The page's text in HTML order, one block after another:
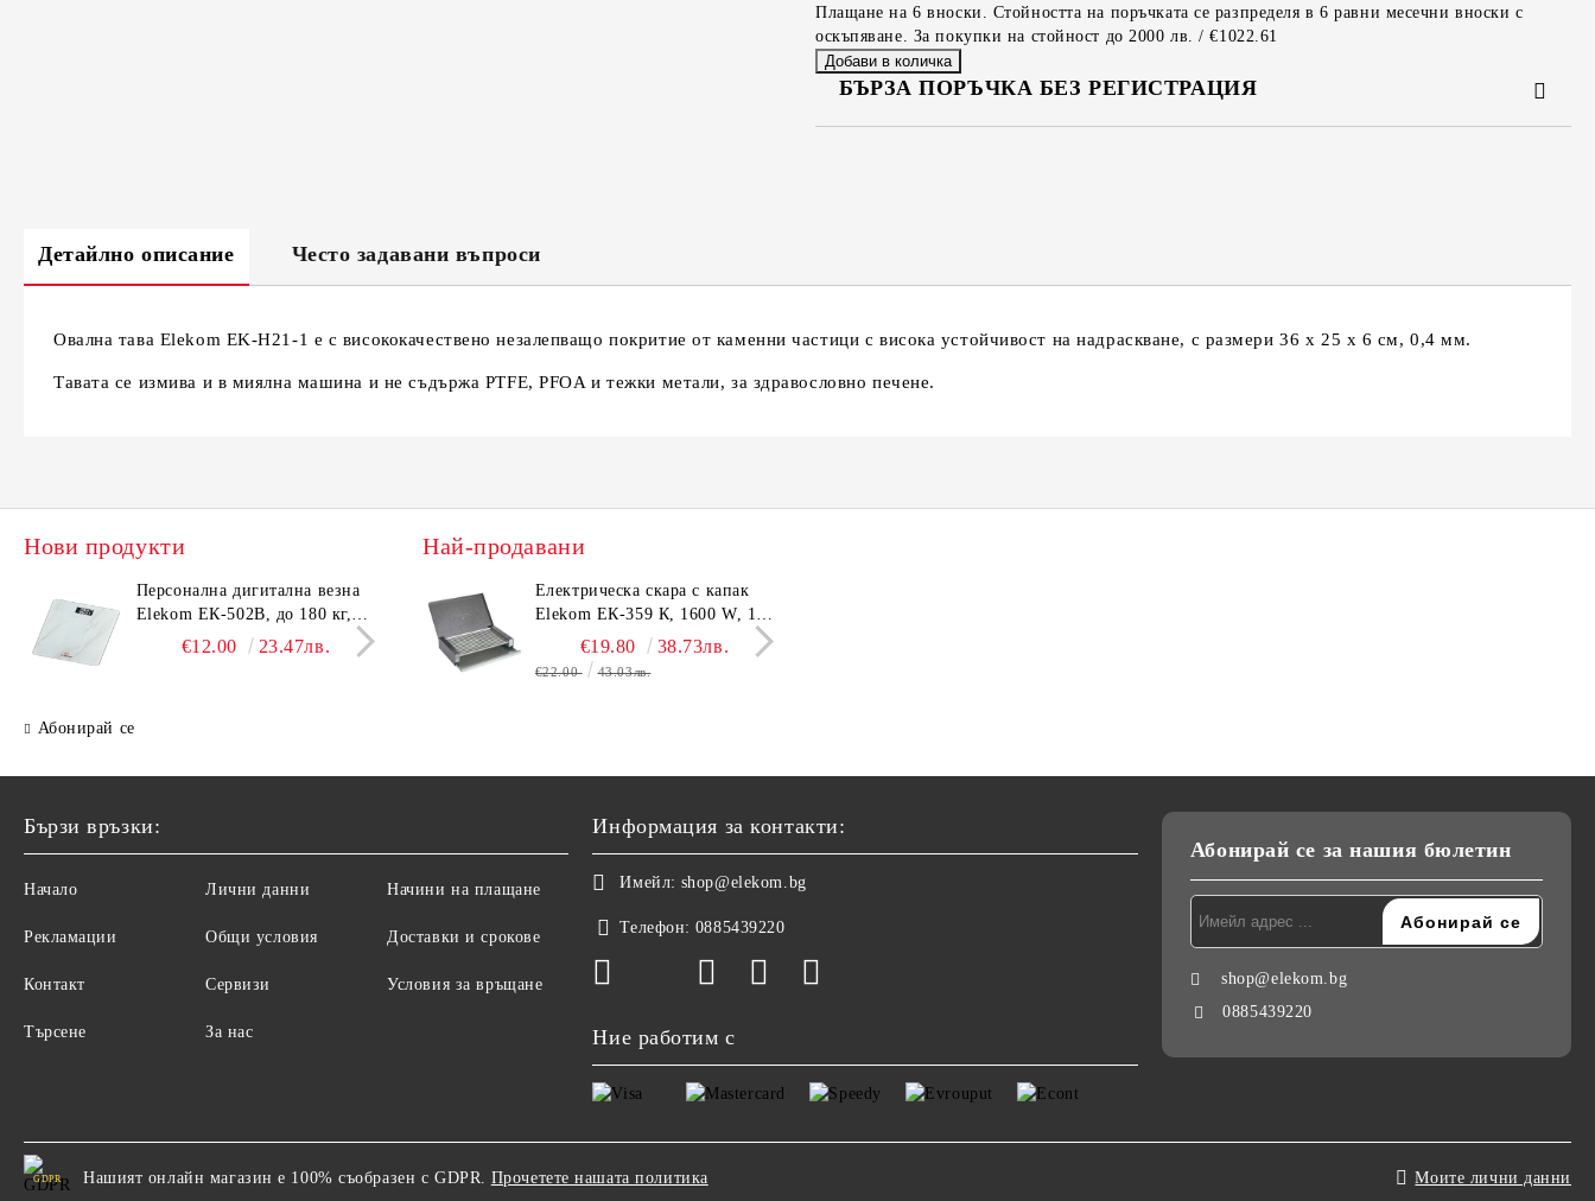
Плащане на 6 вноски. Стойността на поръчката се разпределя в 6 равни месечни вноски с
оскъпяване. За покупки на стойност до 2000 лв. / €1022.61
БЪРЗА ПОРЪЧКА БЕЗ РЕГИСТРАЦИЯ
Детайлно описание Често задавани въпроси
Овална тава Elekom EK-H21-1 е с висококачествено незалепващо покритие от каменни частици с висока устойчивост на надраскване, с размери 36 х 25 х 6 см, 0,4 мм.
Тавата се измива и в миялна машина и не съдържа PTFE, PFOA и тежки метали, за здравословно печене.
Нови продукти
Персонална дигитална везна
Elekom ЕК-502B, до 180 кг,
LCD дисплей, Темперирано
€12.00 23.47лв.
Електронен кантар Elekom
EK-403А, до 180 кг, LCD
дисплей, Темперирано стъкло
- 6.0 мм, Размери 30x30x2.4
€10.50 20.54лв.
Абонирай се
Най-продавани
Електрическа скара с капак
Elekom ЕК-359 К, 1600 W, 12
бр. неръждаеми тръбни
нагревятеля
€19.80 38.73лв.
€22.00 43.03лв.
Бързи връзки:
Начало
Рекламации
Контакт
Търсене
Лични данни
Общи условия
Сервизи
За нас
Начини на плащане
Доставки и срокове
Условия за връщане
Информация за контакти:
Имейл: shop@elekom.bg
Телефон: 0885439220
Ние работим с
Абонирай се за нашия бюлетин
shop@elekom.bg
0885439220
GDPR Нашият онлайн магазин е 100% съобразен с GDPR. Прочетете нашата политика Моите лични данни